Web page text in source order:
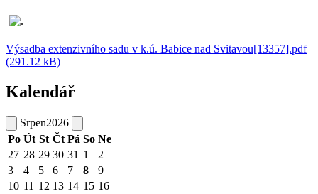
Výsadba extenzivního sadu v k.ú. Babice nad Svitavou[13357].pdf
(291.12 kB)
Kalendář
Srpen2026
Po Út St Čt Pá So Ne
27 28 29 30 31 1
2
3
4 5 6 7 8
9
10 11 12 13 14 15 16